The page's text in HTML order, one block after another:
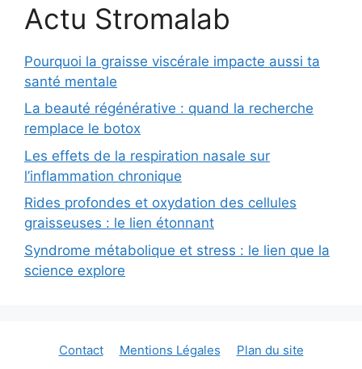
Actu Stromalab
Pourquoi la graisse viscérale impacte aussi ta
santé mentale
La beauté régénérative : quand la recherche
remplace le botox
Les effets de la respiration nasale sur
l’inflammation chronique
Rides profondes et oxydation des cellules
graisseuses : le lien étonnant
Syndrome métabolique et stress : le lien que la
science explore
Contact Mentions Légales
Plan du site